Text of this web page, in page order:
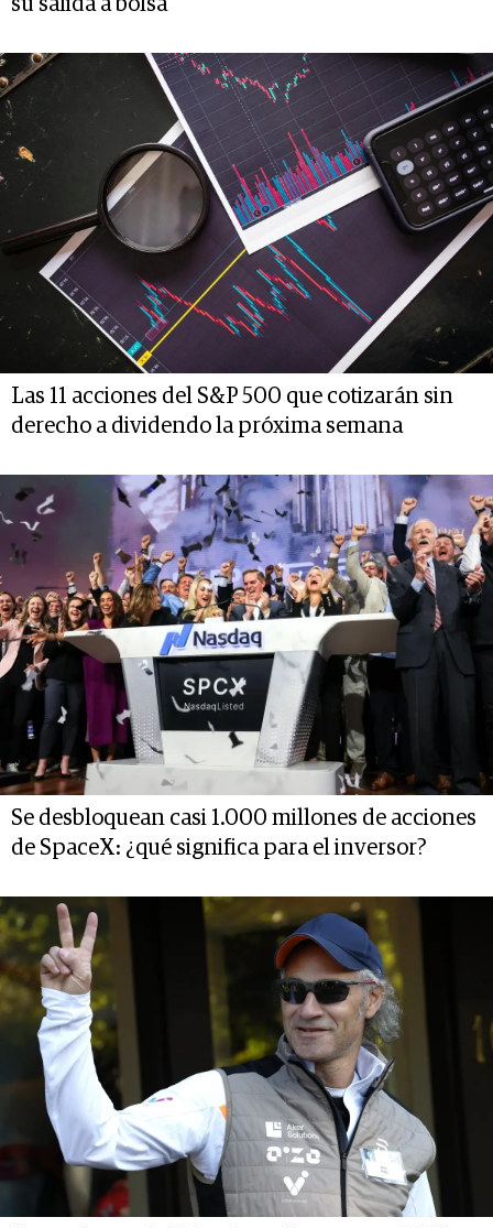
Las 11 acciones del S&P 500 que cotizarán sin
derecho a dividendo la próxima semana
Se desbloquean casi 1.000 millones de acciones
de SpaceX: ¿qué significa para el inversor?